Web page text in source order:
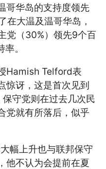
哥华岛的支持度领先
在大温及温哥华岛，
党（30%）领先9个百
。
Hamish Telford表
惊讶，这是首次见到
守党则在过去几次民
党就有所落后，似乎
幅上升也与联邦保守
他不认为会提前在夏